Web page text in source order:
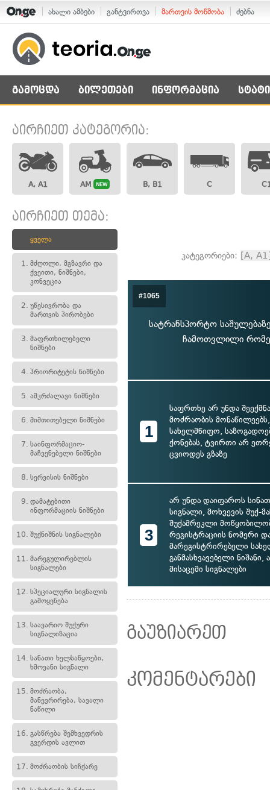
ახალი ამბები განტვირთვა მართვის მოწმობა ძებნა
გამოცდა ბილეთები ინფორმაცია
აირჩიეთ კატეგორია:
A, A1 AM NEW B, B1 C
აირჩიეთ თემა:
ყველა
1. მძღოლი, მგზავრი და
ქვეითი, ნიშნები,
კონვეცია
2. უწესივრობა და
მართვის პირობები
3. მაფრთხილებელი
ნიშნები
4. პრიორიტეტის ნიშნები
5. ამკრძალავი ნიშნები
6. მიმთითებელი ნიშნები
7. საინფორმაციო-
მაჩვენებელი ნიშნები
8. სერვისის ნიშნები
9. დამატებითი
ინფორმაციის ნიშნები
10. შუქნიშნის სიგნალები
11. მარეგულირებლის
სიგნალები
12. სპეციალური სიგნალის
გამოყენება
13. საავარიო შუქური
სიგნალიზაცია
14. სანათი ხელსაწყოები,
ხმოვანი სიგნალი
15. მოძრაობა,
მანევრირება, სავალი
ნაწილი
16. გასწრება შემხვედრის
გვერდის ავლით
17. მოძრაობის სიჩქარე
კატეგორიები: [A,
#1065
სატრანსპორტო
ჩამოთვლილი
1
საფრთხე არ უნდა
მოძრაობის
სახელმწიფო,
ქონებას, ტვირთი არ
ცვიოდეს გზაზე
3
არ უნდა დაიფაროს
სიგნალი, მოხვევის შუქ-
შუქამრეკლი
რეგისტრაციის ნომერი
მარეგისტრირებელი
განმასხვავებელი
მისაცემი სიგნალები
გაუზიარეთ
კომენტარები